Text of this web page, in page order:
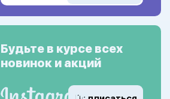
Будьте в курсе всех
новинок и акций